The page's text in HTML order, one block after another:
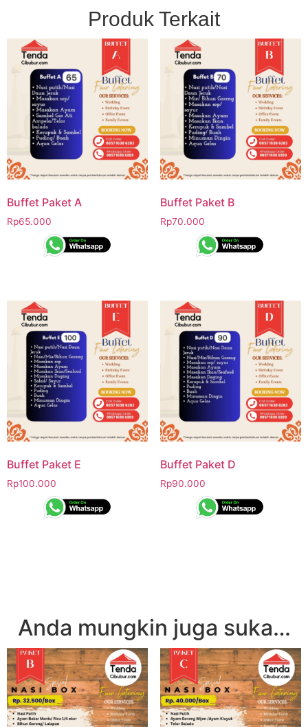
Produk Terkait
Buffet Paket A
Rp65.000
Buffet Paket B
Rp70.000
Buffet Paket E
Rp100.000
Buffet Paket D
Rp90.000
Anda mungkin juga suka…